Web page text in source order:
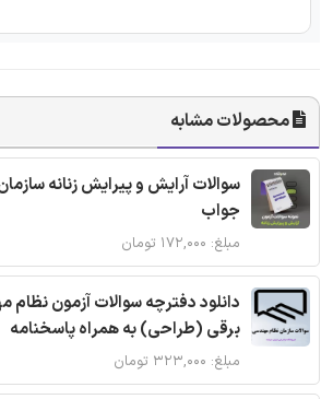
محصولات مشابه
سوالات آرایش و پیرایش زنانه
جواب
مبلغ: ۱۷۲,۰۰۰ تومان
دانلود دفترچه سوالات آزمون
برقی (طراحی) به همراه پاسخنامه
مبلغ: ۳۲۳,۰۰۰ تومان